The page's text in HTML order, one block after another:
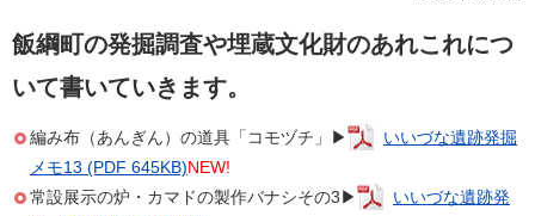
飯綱町の発掘調査や埋蔵文化財のあれこれにつ
いて書いていきます。
編み布（あんぎん）の道具「コモヅチ」▶
いいづな遺跡発掘
メモ13 (PDF 645KB)NEW!
常設展示の炉・カマドの製作バナシその3▶
いいづな遺跡発